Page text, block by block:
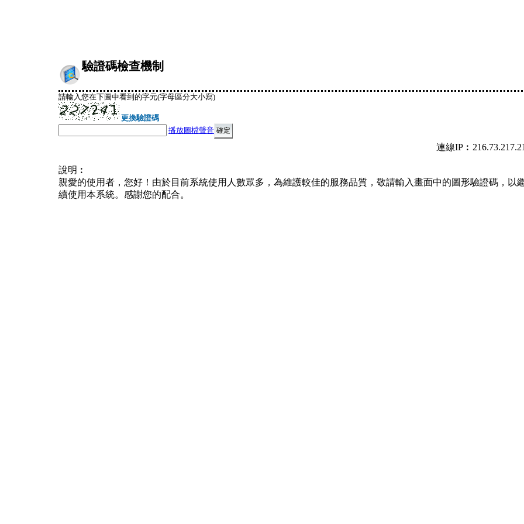
驗證碼檢查機制
請輸入您在下圖中看到的字元(字母區分大小寫)
更換驗證碼
播放圖檔聲音
連線
說明︰
親愛的使用者，您好！由於目前系統使用人數眾多，為維護較佳的服務品質，敬請輸入畫面中的圖形驗證碼，以
續使用本系統。感謝您的配合。